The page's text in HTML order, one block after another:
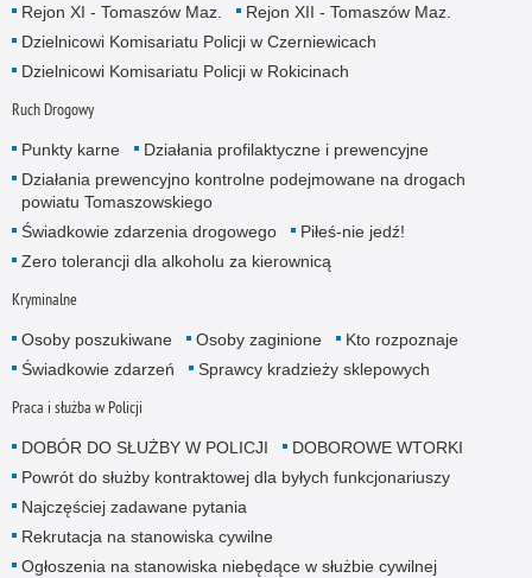
Rejon XI - Tomaszów Maz.
Rejon XII - Tomaszów Maz.
Dzielnicowi Komisariatu Policji w Czerniewicach
Dzielnicowi Komisariatu Policji w Rokicinach
Ruch Drogowy
Punkty karne
Działania profilaktyczne i prewencyjne
Działania prewencyjno kontrolne podejmowane na drogach
powiatu Tomaszowskiego
Świadkowie zdarzenia drogowego
Piłeś-nie jedź!
Zero tolerancji dla alkoholu za kierownicą
Kryminalne
Osoby poszukiwane Osoby zaginione
Kto rozpoznaje
Świadkowie zdarzeń
Sprawcy kradzieży sklepowych
Praca i służba w Policji
DOBÓR DO SŁUŻBY W POLICJI
DOBOROWE WTORKI
Powrót do służby kontraktowej dla byłych funkcjonariuszy
Najczęściej zadawane pytania
Rekrutacja na stanowiska cywilne
Ogłoszenia na stanowiska niebędące w służbie cywilnej